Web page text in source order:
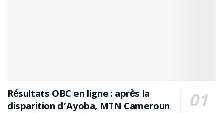
Résultats OBC en ligne : après la
disparition d’Ayoba, MTN Cameroun